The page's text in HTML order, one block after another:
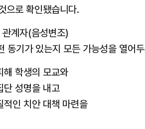
으로 확인됐습니다.
계자(음성변조)
동기가 있는지 모든 가능성을 열어
해 학생의 모교와
단 성명을 내고
적인 치안 대책 마련을